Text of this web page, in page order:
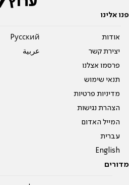
פנו אלינו
אודות
יצירת קשר
פרסמו אצלנו
תנאי שימוש
מדיניות פרטיות
הצהרת נגישות
המייל האדום
עברית
English
Pусский
عربية
מדורים